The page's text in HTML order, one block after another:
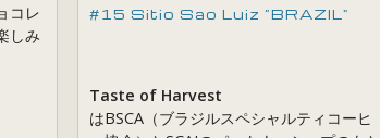
コレ
しみ
#15 Sitio Sao Luiz ”BRAZIL"
Taste of Harvest
はBSCA（ブラジルスペシャルティコーヒ